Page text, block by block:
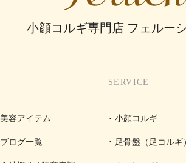
小顔コルギ専門店 フェルー
美容アイテム
ブログ一覧
SERVICE
小顔コルギ
足骨盤（足コルギ